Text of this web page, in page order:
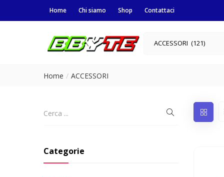
Home Chi siamo Shop Contattaci
ACCESSORI (121)
Home ACCESSORI
Categorie